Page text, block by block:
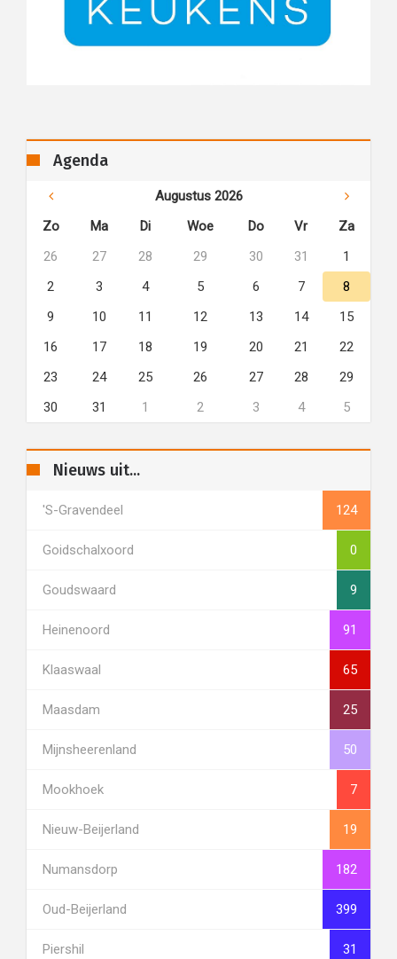
Agenda
Augustus 2026
Zo
Ma Di Woe Do Vr
Za
26
27 28 29 30 31
1
2
3 4 5 6 7
8
9
10 11 12 13 14
15
16
17 18 19 20 21
22
23
24 25 26 27 28
29
30
31 1 2 3 4 5
Nieuws uit...
's-Gravendeel 124
Goidschalxoord 0
Goudswaard 9
Heinenoord 91
Klaaswaal 65
Maasdam 25
Mijnsheerenland 50
Mookhoek 7
Nieuw-Beijerland 19
Numansdorp 182
Oud-Beijerland 399
Piershil 31